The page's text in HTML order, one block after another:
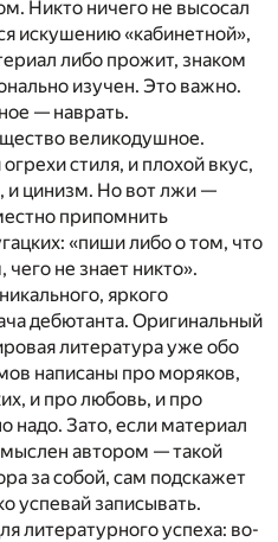
Никто ничего не высосал
искушению «кабинетной»,
либо прожит, знаком
изучен. Это важно.
— наврать.
великодушное.
стиля, и плохой вкус,
и цинизм. Но вот лжи —
припомнить
«пиши либо о том, что
не знает никто».
яркого
дебютанта. Оригинальный
литература уже обо
написаны про моряков,
и про любовь, и про
надо. Зато, если материал
автором — такой
за собой, сам подскажет
успевай записывать.
литературного успеха: во-